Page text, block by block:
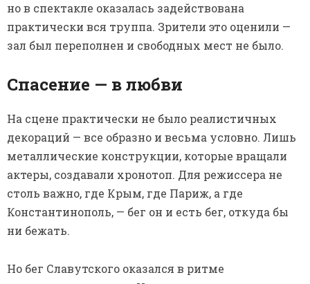
но в спектакле оказалась задействована
практически вся труппа. Зрители это оценили —
зал был переполнен и свободных мест не было.
Спасение — в любви
На сцене практически не было реалистичных
декораций — все образно и весьма условно. Лишь
металлические конструкции, которые вращали
актеры, создавали хронотоп. Для режиссера не
столь важно, где Крым, где Париж, а где
Константинополь, — бег он и есть бег, откуда бы
ни бежать.
Но бег Славутского оказался в ритме